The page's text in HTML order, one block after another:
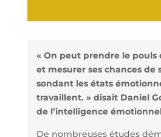
« On peut prendre le pouls
et mesurer ses chances de
sondant les états
travaillent. » disait Daniel
de l’intelligence
De nombreuses études